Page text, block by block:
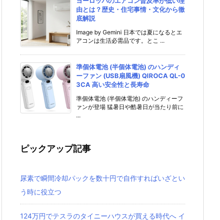
由とは？歴史・住宅事情・文化から徹
底解説
Image by Gemini 日本では夏になるとエ
アコンは生活必需品です。とこ ...
準個体電池 (半個体電池) のハンディ
ーファン (USB扇風機) QIROCA QL-0
3CA 高い安全性と長寿命
準個体電池 (半個体電池) のハンディーフ
ァンが登場 猛暑日や酷暑日が当たり前に
...
ピックアップ記事
尿素で瞬間冷却パックを数十円で自作すればいざとい
う時に役立つ
124万円でテスラのタイニーハウスが買える時代へ イ